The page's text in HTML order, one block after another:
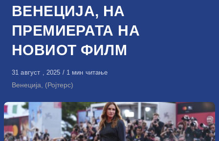
ВЕНЕЦИЈА, НА
ПРЕМИЕРАТА НА
НОВИОТ ФИЛМ
Објавено
на
31 август , 2025 1 мин читање
Венеција, (Ројтерс)